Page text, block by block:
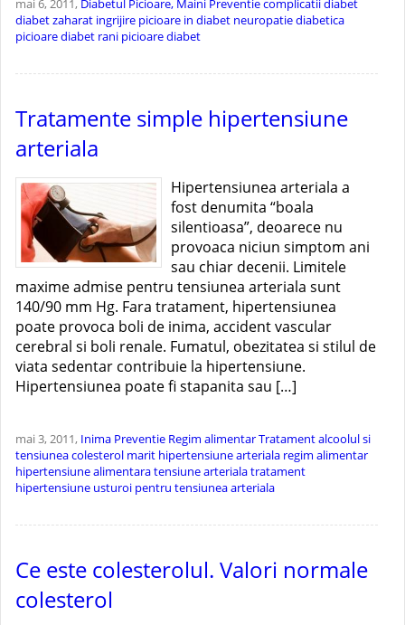
mai 6, 2011, Diabetul Picioare, Maini Preventiecomplicatii diabet
diabet zaharat ingrijire picioare in diabet neuropatie diabetica
picioare diabet rani picioare diabet
Tratamente simple hipertensiune
arteriala
Hipertensiunea arteriala a
fost denumita “boala
silentioasa”, deoarece nu
provoaca niciun simptom ani
sau chiar decenii. Limitele
maxime admise pentru tensiunea arteriala sunt
140/90 mm Hg. Fara tratament, hipertensiunea
poate provoca boli de inima, accident vascular
cerebral si boli renale. Fumatul, obezitatea si stilul de
viata sedentar contribuie la hipertensiune.
Hipertensiunea poate fi stapanita sau […]
mai 3, 2011, Inima Preventie Regim alimentarTratamentalcoolul si
tensiuneacolesterol marit hipertensiune arteriala regim alimentar
hipertensiune alimentaratensiune arterialatratament
hipertensiune usturoi pentru tensiunea arteriala
Ce este colesterolul. Valori normale
colesterol